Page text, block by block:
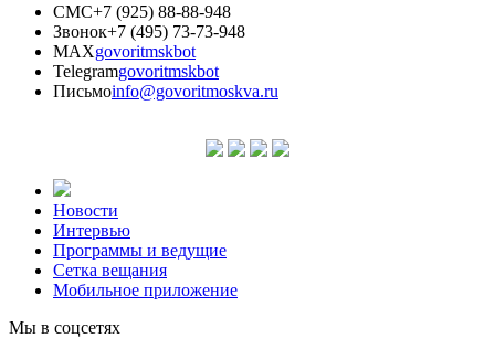
СМС+7 (925) 88-88-948
Звонок+7 (495) 73-73-948
MAXgovoritmskbot
Telegramgovoritmskbot
Письмоinfo@govoritmoskva.ru
Новости
Интервью
Программы и ведущие
Сетка вещания
Мобильное приложение
Мы в соцсетях